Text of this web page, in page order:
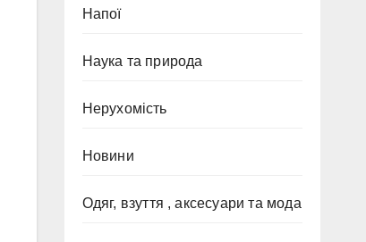
Напої
Наука та природа
Нерухомість
Новини
Одяг, взуття , аксесуари та мода